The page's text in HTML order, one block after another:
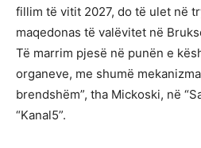
fillim të vitit 2027, do të ulet në
maqedonas të valëvitet në
Të marrim pjesë në punën e
organeve, me shumë
brendshëm”, tha Mickoski, në
“Kanal5”.